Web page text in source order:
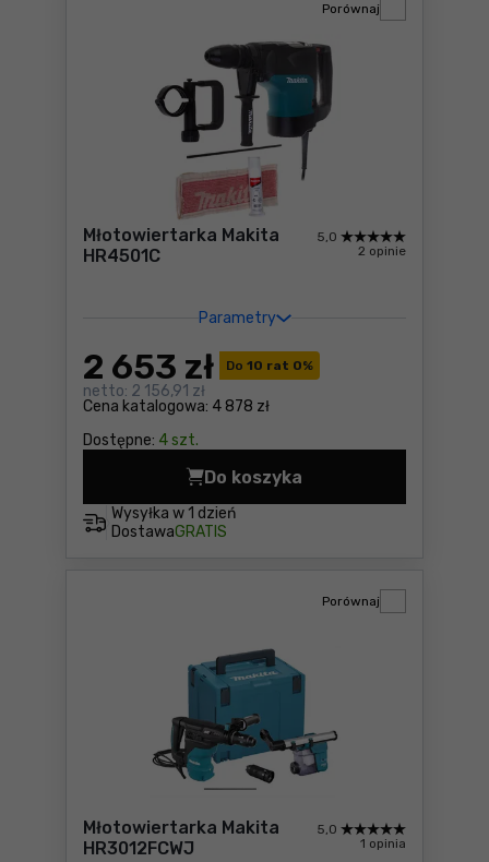
Młotowiertarka Makita
HR4501C
Parametry
5,0
2 opinie
Do 10 rat 0%
Cena katalogowa: 4 878 zł
2 653 zł
netto: 2 156,91 zł
Dostępne: 4 szt.
Porównaj
Wysyłka w 1 dzień
DostawaGRATIS
Do koszyka
Młotowiertarka Makita
Młotowiertarka Makita
HR3012FCWJ
5,0
1 opinia
Porównaj